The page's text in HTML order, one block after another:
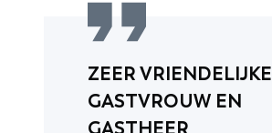
ZEER VRIENDELIJKE
GASTVROUW EN